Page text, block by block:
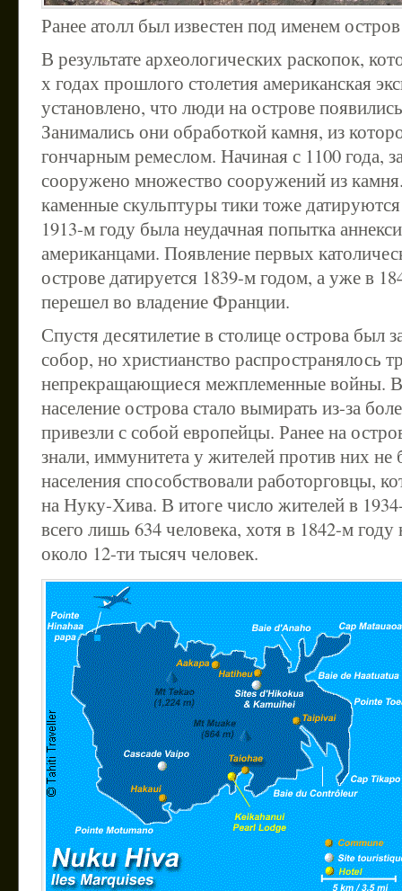
Ранее атолл был известен под именем
В результате археологических раскопок,
х годах прошлого столетия американская
установлено, что люди на острове
Занимались они обработкой камня, из
гончарным ремеслом. Начиная с 1100 года,
сооружено множество сооружений из
каменные скульптуры тики тоже
1913-м году была неудачная попытка
американцами. Появление первых
острове датируется 1839-м годом, а уже в
перешел во владение Франции.
Спустя десятилетие в столице острова был
собор, но христианство распространялось
непрекращающиеся межплеменные войны.
население острова стало вымирать из-за
привезли с собой европейцы. Ранее на
знали, иммунитета у жителей против них
населения способствовали работорговцы,
на Нуку-Хива. В итоге число жителей в
всего лишь 634 человека, хотя в 1842-м
около 12-ти тысяч человек.